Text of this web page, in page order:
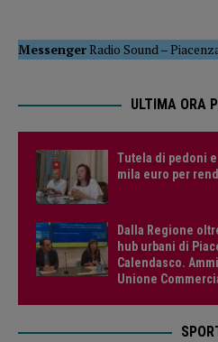
MessengerRadio Sound–
ULTIMA ORA
Tutela di pedoni
mila euro per
Dalla Regione
hub urbani di
Calendasco.
Unione